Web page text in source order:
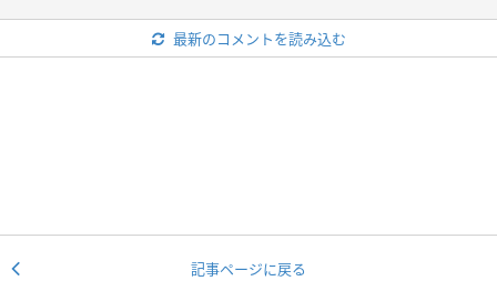
最新のコメントを読み込む
記事ページに戻る